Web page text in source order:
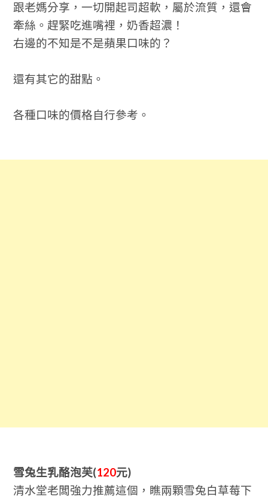
跟老媽分享，一切開起司超軟，屬於流質，還會
牽絲。趕緊吃進嘴裡，奶香超濃！
右邊的不知是不是蘋果口味的？
還有其它的甜點。
各種口味的價格自行參考。
雪兔生乳酪泡芙(120元)
清水堂老闆強力推薦這個，瞧兩顆雪兔白草莓下